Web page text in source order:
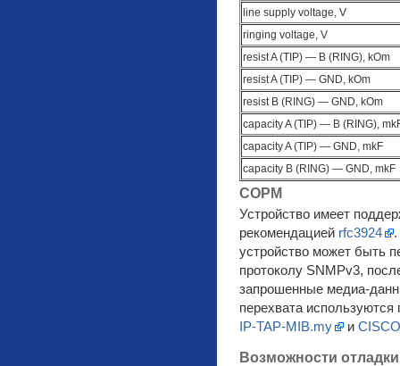
line supply voltage, V
ringing voltage, V
resist A (TIP) — B (RING), kOm
resist A (TIP) — GND, kOm
resist B (RING) — GND, kOm
capacity A (TIP) — B (RING),
capacity A (TIP) — GND, mkF
capacity B (RING) — GND, mkF
СОРМ
Устройство имеет
рекомендацией rfc3924
устройство может быть
протоколу SNMPv3,
запрошенные медиа-
перехвата
IP-TAP-MIB.my
и
Возможности отладки